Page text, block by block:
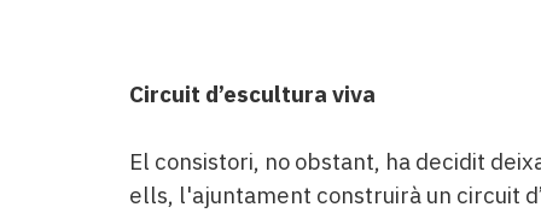
Circuit d’escultura viva
El consistori, no obstant, ha decidit
ells, l'ajuntament construirà un circuit